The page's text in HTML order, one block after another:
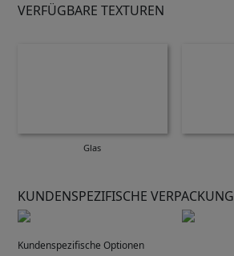
VERFÜGBARE TEXTUREN
Glas
KUNDENSPEZIFISCHE VERPACKUNG
Kundenspezifische Optionen